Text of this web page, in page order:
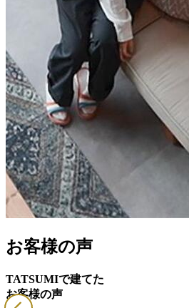
お客様の声
TATSUMIで建てた
お客様の声